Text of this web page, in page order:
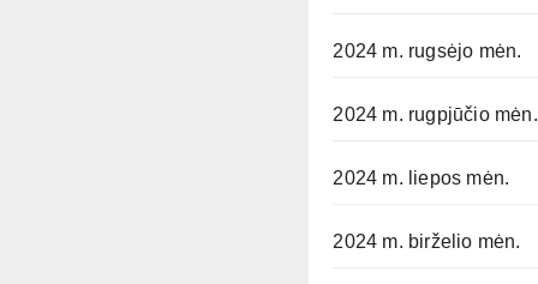
2024 m. rugsėjo mėn.
2024 m. rugpjūčio mėn.
2024 m. liepos mėn.
2024 m. birželio mėn.